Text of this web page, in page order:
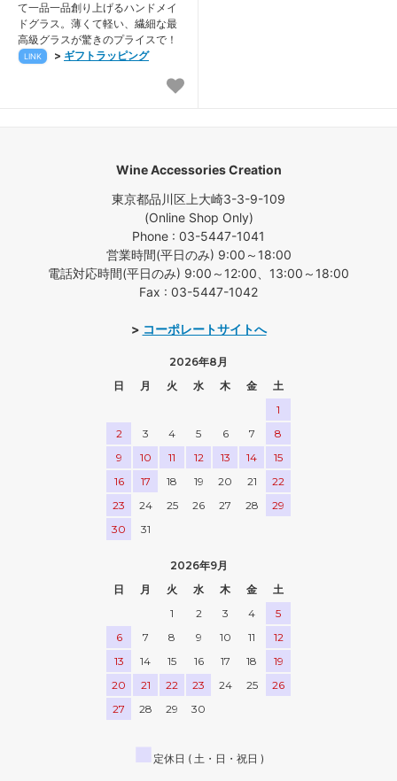
て一品一品創り上げるハンドメイ
ドグラス。薄くて軽い、繊細な最
高級グラスが驚きのプライスで！
LINK > ギフトラッピング
Wine Accessories Creation
東京都品川区上大崎3-3-9-109
(Online Shop Only)
Phone : 03-5447-1041
営業時間(平日のみ) 9:00～18:00
電話対応時間(平日のみ) 9:00～12:00、13:00～18:00
Fax : 03-5447-1042
> コーポレートサイトへ
2026年8月
日
月 火 水 木 金
土
1
2
3 4 5 6 7
8
9
10 11 12 13 14
15
16
17 18 19 20 21
22
23
24 25 26 27 28
29
30
31
2026年9月
日
月 火 水 木 金
土
1
2 3 4
5
6
7 8 9 10 11
12
13
14 15 16 17 18
19
20
21 22 23 24 25
26
27
28 29 30
■ 定休日 ( 土・日・祝日 )